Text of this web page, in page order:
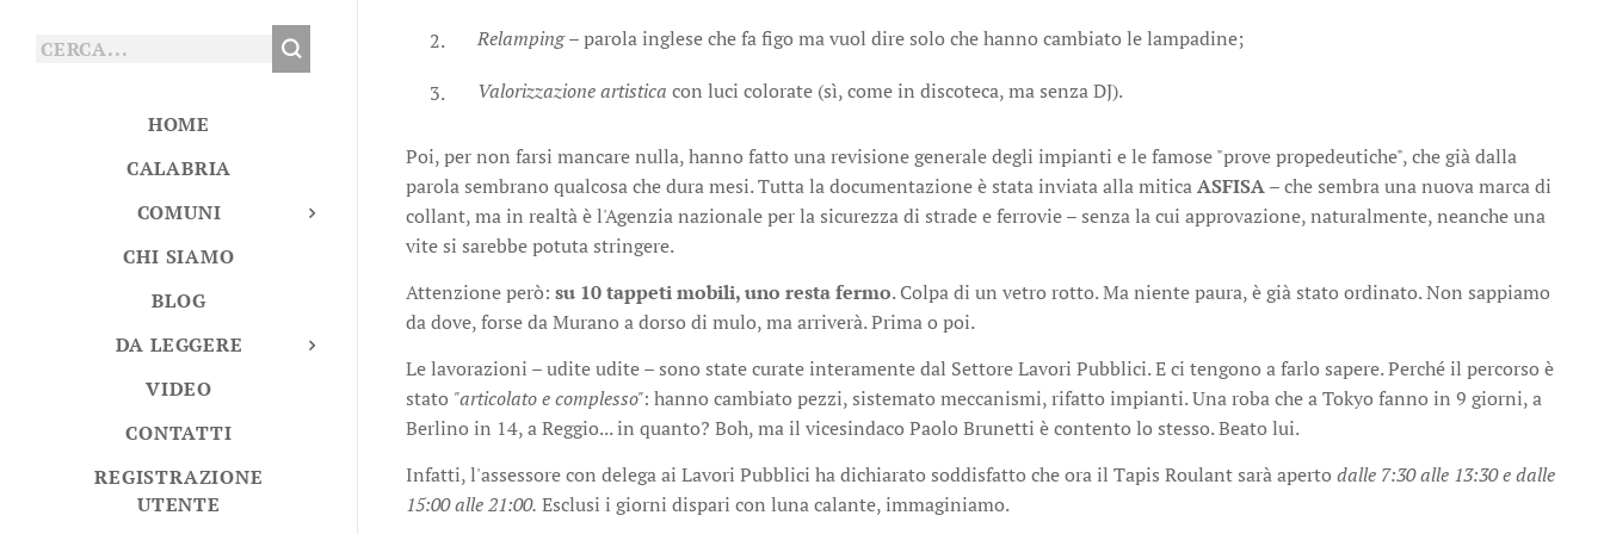
HOME
CALABRIA
COMUNI
CHI SIAMO
BLOG
DA LEGGERE
VIDEO
CONTATTI
REGISTRAZIONE
UTENTE
Relamping– parola inglese che fa figo ma vuol dire solo che hanno cambiato le lampadine;
Valorizzazione artistica con luci colorate (sì, come in discoteca, ma senza DJ).
Poi, per non farsi mancare nulla, hanno fatto una revisione generale degli impianti e le famose "prove propedeutiche", che già dalla
parola sembrano qualcosa che dura mesi. Tutta la documentazione è stata inviata alla miticaASFISA– che sembra una nuova marca di
collant, ma in realtà è l'Agenzia nazionale per la sicurezza di strade e ferrovie – senza la cui approvazione, naturalmente, neanche una
vite si sarebbe potuta stringere.
Attenzione però: su 10 tappeti mobili, uno resta fermo. Colpa di un vetro rotto. Ma niente paura, è già stato ordinato. Non sappiamo
da dove, forse da Murano a dorso di mulo, ma arriverà. Prima o poi.
Le lavorazioni – udite udite – sono state curate interamente dal Settore Lavori Pubblici. E ci tengono a farlo sapere. Perché il percorso è
stato "articolato e complesso": hanno cambiato pezzi, sistemato meccanismi, rifatto impianti. Una roba che a Tokyo fanno in 9 giorni, a
Berlino in 14, a Reggio... in quanto? Boh, ma il vicesindaco Paolo Brunetti è contento lo stesso. Beato lui.
Infatti, l'assessore con delega ai Lavori Pubblici ha dichiarato soddisfatto che ora il Tapis Roulant sarà aperto dalle 7:30 alle 13:30 e dalle
15:00 alle 21:00. Esclusi i giorni dispari con luna calante, immaginiamo.